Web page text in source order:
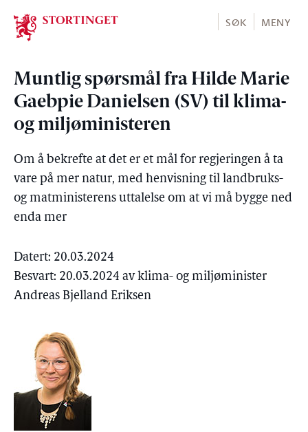
Stortinget.no
SØK MENY
Muntlig spørsmål fra Hilde Marie
Gaebpie Danielsen (SV) til klima-
og miljøministeren
Om å bekrefte at det er et mål for regjeringen å ta
vare på mer natur, med henvisning til landbruks-
og matministerens uttalelse om at vi må bygge ned
enda mer
Datert: 20.03.2024
Besvart: 20.03.2024 av klima- og miljøminister
Andreas Bjelland Eriksen